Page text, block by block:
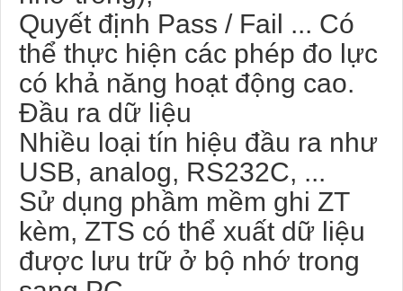
Quyết định Pass / Fail ... Có
thể thực hiện các phép đo lực
có khả năng hoạt động cao.
Đầu ra dữ liệu
Nhiều loại tín hiệu đầu ra như
USB, analog, RS232C, ...
Sử dụng phầm mềm ghi ZT
kèm, ZTS có thể xuất dữ liệu
được lưu trữ ở bộ nhớ trong